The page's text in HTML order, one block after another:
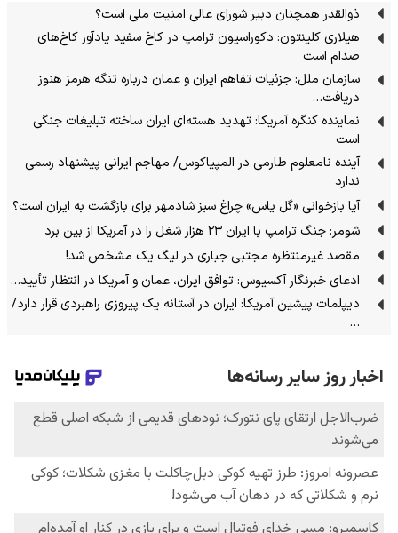
ذوالقدر همچنان دبیر شورای ‌عالی امنیت ملی است؟
هیلاری کلینتون: دکوراسیون ترامپ در کاخ سفید یادآور کاخ‌های
صدام است
سازمان ملل: جزئیات تفاهم ایران و عمان درباره تنگه هرمز هنوز
دریافت…
نماینده کنگره آمریکا: تهدید هسته‌ای ایران ساخته تبلیغات جنگی
است
آینده نامعلوم طارمی در المپیاکوس/ مهاجم ایرانی پیشنهاد رسمی
ندارد
آیا بازخوانی «گل یاس» چراغ سبز شادمهر برای بازگشت به ایران است؟
شومر: جنگ ترامپ با ایران ۲۳ هزار شغل را در آمریکا از بین برد
مقصد غیرمنتظره مجتبی جباری در لیگ یک مشخص شد!
ادعای خبرنگار آکسیوس: توافق ایران، عمان و آمریکا در انتظار تأیید…
دیپلمات پیشین آمریکا: ایران در آستانه یک پیروزی راهبردی قرار دارد/
…